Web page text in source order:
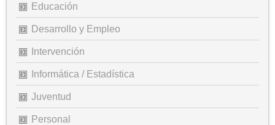
Educación
Desarrollo y Empleo
Intervención
Informática / Estadística
Juventud
Personal